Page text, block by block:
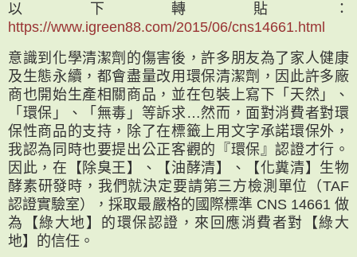
以下轉貼：
https://www.igreen88.com/2015/06/cns14661.html
意識到化學清潔劑的傷害後，許多朋友為了家人健康
及生態永續，都會盡量改用環保清潔劑，因此許多廠
商也開始生產相關商品，並在包裝上寫下「天然」、
「環保」、「無毒」等訴求…然而，面對消費者對環
保性商品的支持，除了在標籤上用文字承諾環保外，
我認為同時也要提出公正客觀的『環保』認證才行。
因此，在【除臭王】、【油酵清】、【化糞清】生物
酵素研發時，我們就決定要請第三方檢測單位（TAF
認證實驗室），採取最嚴格的國際標準 CNS 14661 做
為【綠大地】的環保認證，來回應消費者對【綠大
地】的信任。